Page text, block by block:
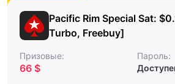
Pacific Rim Special Sat:
Turbo, Freebuy]
Призовые:
66 $
Пароль: